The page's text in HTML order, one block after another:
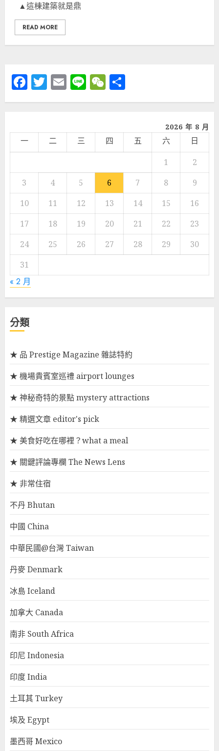
▲這棟建築就是鼎
READ MORE
Facebook
Twitter
Email
LineWeChat
享
2026 年 8 月
一 二 三 四 五 六
日
1
2
3
4 5 6 7 8
9
10
11 12 13 14 15
16
17
18 19 20 21 22
23
24
25 26 27 28 29
30
31
« 2 月
分類
★ 品 Prestige Magazine 雜誌特約
★ 機場貴賓室巡禮 airport lounges
★ 神秘奇特的景點 mystery attractions
★ 精選文章 editor's pick
★ 美食好吃在哪裡？what a meal
★ 關鍵評論專欄 The News Lens
★ 非常住宿
不丹 Bhutan
中國 China
中華民國@台灣 Taiwan
丹麥 Denmark
冰島 Iceland
加拿大 Canada
南非 South Africa
印尼 Indonesia
印度 India
土耳其 Turkey
埃及 Egypt
墨西哥 Mexico